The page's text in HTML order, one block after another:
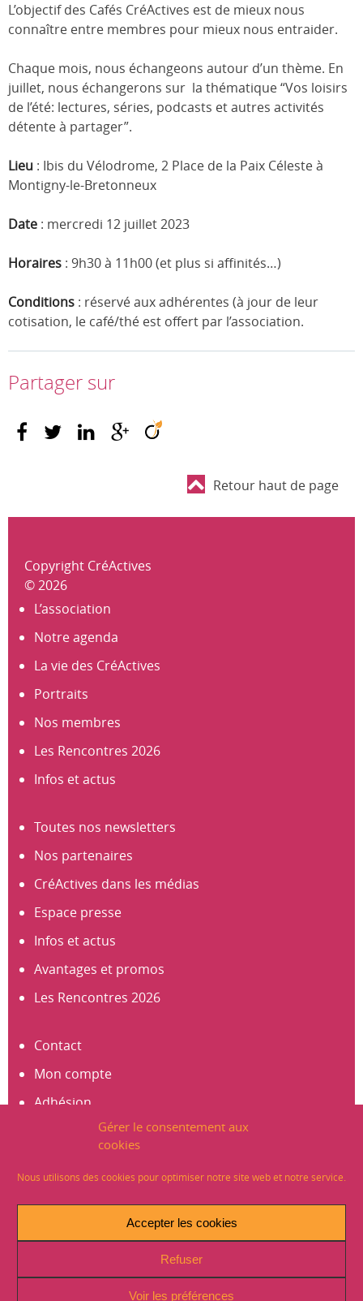
Gérer le consentement aux
cookies
Nous utilisons des cookies pour optimiser notre site web et notre service.
Accepter les cookies
Refuser
Voir les préférences
L’objectif des Cafés CréActives est de mieux nous
connaître entre membres pour mieux nous entraider.
Chaque mois, nous échangeons autour d’un thème. En
juillet, nous échangerons sur la thématique “Vos loisirs
de l’été: lectures, séries, podcasts et autres activités
détente à partager”.
Lieu : Ibis du Vélodrome, 2 Place de la Paix Céleste à
Montigny-le-Bretonneux
Date : mercredi 12 juillet 2023
Horaires : 9h30 à 11h00 (et plus si affinités…)
Conditions : réservé aux adhérentes (à jour de leur
cotisation, le café/thé est offert par l’association.
Partager sur
Retour haut de page
Copyright CréActives
© 2026
L’association
Notre agenda
La vie des CréActives
Portraits
Nos membres
Les Rencontres 2026
Infos et actus
Toutes nos newsletters
Nos partenaires
CréActives dans les médias
Espace presse
Infos et actus
Avantages et promos
Les Rencontres 2026
Contact
Mon compte
Adhésion
S’abonner à la newsletter
Mentions légales
Politique de Confidentialité (RGPD)